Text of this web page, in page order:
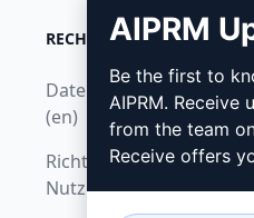
RECHTLICHES
(en)
Richtlinien zur
Nutzung (en)
AIPRM
Be the first to
AIPRM. Receive
from the team
Receive offers